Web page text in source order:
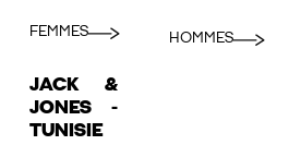
FEMMES HOMMES
JACK &
JONES -
TUNISIE